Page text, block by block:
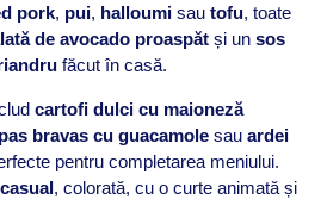
pork, pui, halloumisau tofu, toate
de avocado proaspătși un sos
făcut în casă.
cartofi dulci cu maioneză
bravas cu guacamolesau ardei
pentru completarea meniului.
casual, colorată, cu o curte animată și